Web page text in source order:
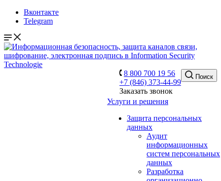
Вконтакте
Telegram
8 800 700 19 56
+7 (846) 373-44-99
Заказать звонок
Поиск
Услуги и решения
Защита персональных
данных
Аудит
информационных
систем персональных
данных
Разработка